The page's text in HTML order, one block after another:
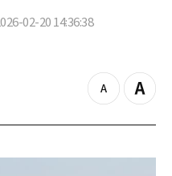
02-20 14:36:38
z
o
o
Z
o
i